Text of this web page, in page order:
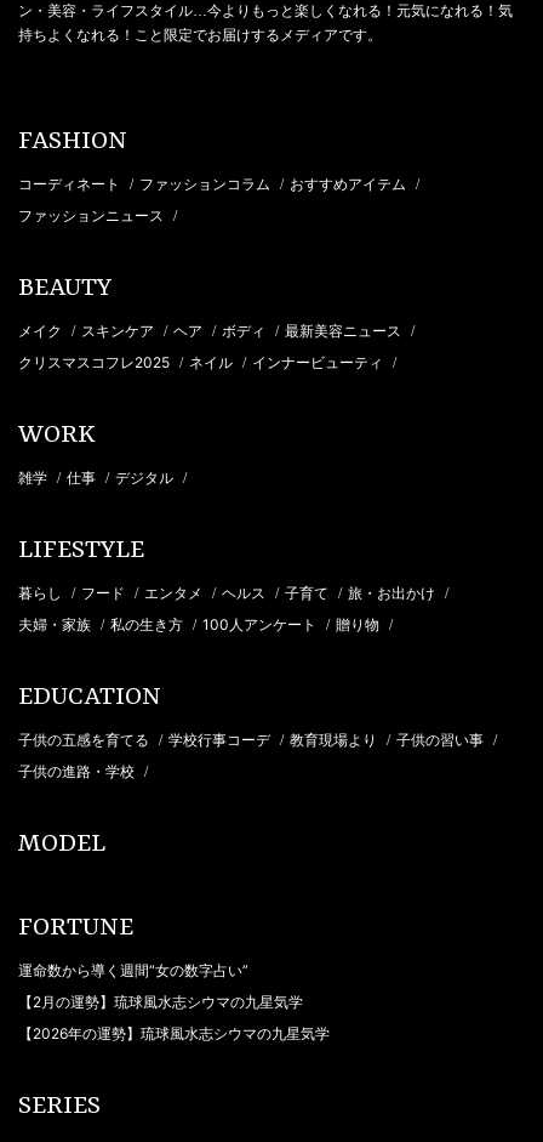
ン・美容・ライフスタイル…今よりもっと楽しくなれる！元気になれる！気
持ちよくなれる！こと限定でお届けするメディアです。
FASHION
コーディネート / ファッションコラム / おすすめアイテム /
ファッションニュース /
BEAUTY
メイク / スキンケア / ヘア / ボディ / 最新美容ニュース /
クリスマスコフレ2025 / ネイル / インナービューティ /
WORK
雑学 / 仕事 / デジタル /
LIFESTYLE
暮らし / フード / エンタメ / ヘルス / 子育て / 旅・お出かけ /
夫婦・家族 / 私の生き方 / 100人アンケート / 贈り物 /
EDUCATION
子供の五感を育てる / 学校行事コーデ / 教育現場より / 子供の習い事 /
子供の進路・学校 /
MODEL
FORTUNE
運命数から導く週間“女の数字占い”
【2月の運勢】琉球風水志シウマの九星気学
【2026年の運勢】琉球風水志シウマの九星気学
SERIES